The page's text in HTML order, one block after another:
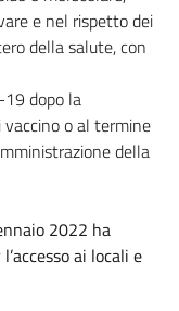
e nel rispetto dei
della salute, con
19 dopo la
o al termine
della
2022 ha
ai locali e